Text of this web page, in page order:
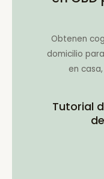
Obtenen
domicilio
en
Tutorial